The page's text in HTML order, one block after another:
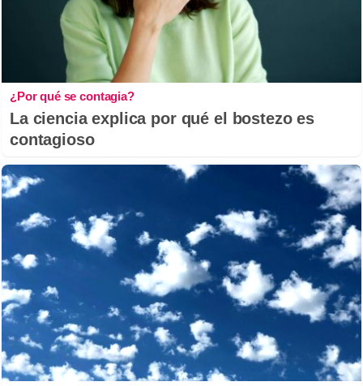
¿Por qué se contagia?
La ciencia explica por qué el bostezo es
contagioso